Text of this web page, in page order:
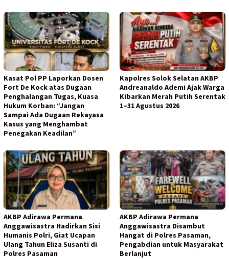
Kasat Pol PP Laporkan Dosen
Fort De Kock atas Dugaan
Penghalangan Tugas, Kuasa
Hukum Korban: “Jangan
Sampai Ada Dugaan Rekayasa
Kasus yang Menghambat
Penegakan Keadilan”
Kapolres Solok Selatan AKBP
Andreanaldo Ademi Ajak Warga
Kibarkan Merah Putih Serentak
1–31 Agustus 2026
AKBP Adirawa Permana
Anggawisastra Hadirkan Sisi
Humanis Polri, Giat Ucapan
Ulang Tahun Eliza Susanti di
Polres Pasaman
AKBP Adirawa Permana
Anggawisastra Disambut
Hangat di Polres Pasaman,
Pengabdian untuk Masyarakat
Berlanjut